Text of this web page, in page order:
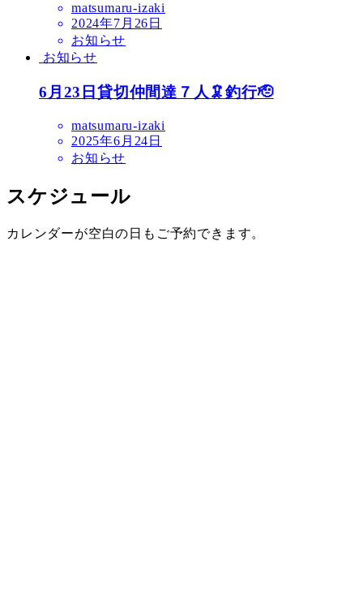
matsumaru-izaki
2024年7月26日
お知らせ
お知らせ
6月23日貸切仲間達７人🦑釣行🫡
matsumaru-izaki
2025年6月24日
お知らせ
スケジュール
カレンダーが空白の日もご予約できます。